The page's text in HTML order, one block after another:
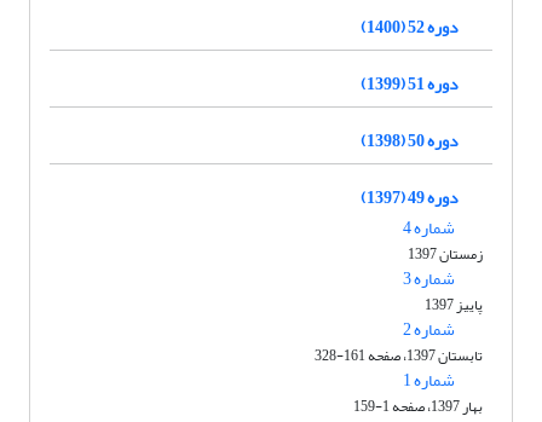
دوره 52 (1400)
دوره 51 (1399)
دوره 50 (1398)
دوره 49 (1397)
شماره 4
زمستان 1397
شماره 3
پاییز 1397
شماره 2
تابستان 1397، صفحه 161-328
شماره 1
بهار 1397، صفحه 1-159